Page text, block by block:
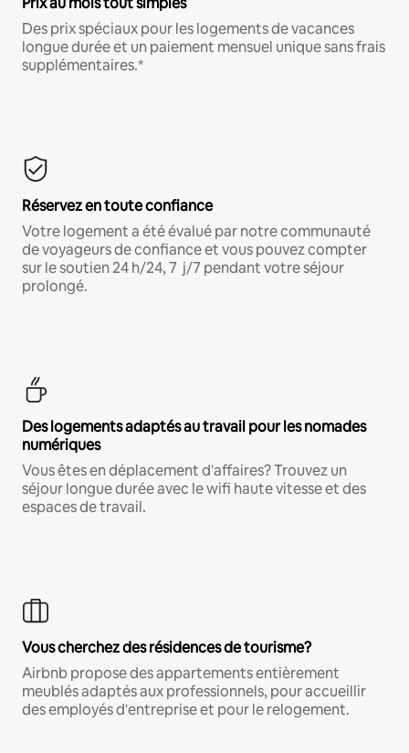
Des prix spéciaux pour les logements de vacances
longue durée et un paiement mensuel unique sans frais
supplémentaires.*
Réservez en toute confiance
Votre logement a été évalué par notre communauté
de voyageurs de confiance et vous pouvez compter
sur le soutien 24 h/24, 7 j/7 pendant votre séjour
prolongé.
Des logements adaptés au travail pour les nomades
numériques
Vous êtes en déplacement d'affaires? Trouvez un
séjour longue durée avec le wifi haute vitesse et des
espaces de travail.
Vous cherchez des résidences de tourisme?
Airbnb propose des appartements entièrement
meublés adaptés aux professionnels, pour accueillir
des employés d'entreprise et pour le relogement.